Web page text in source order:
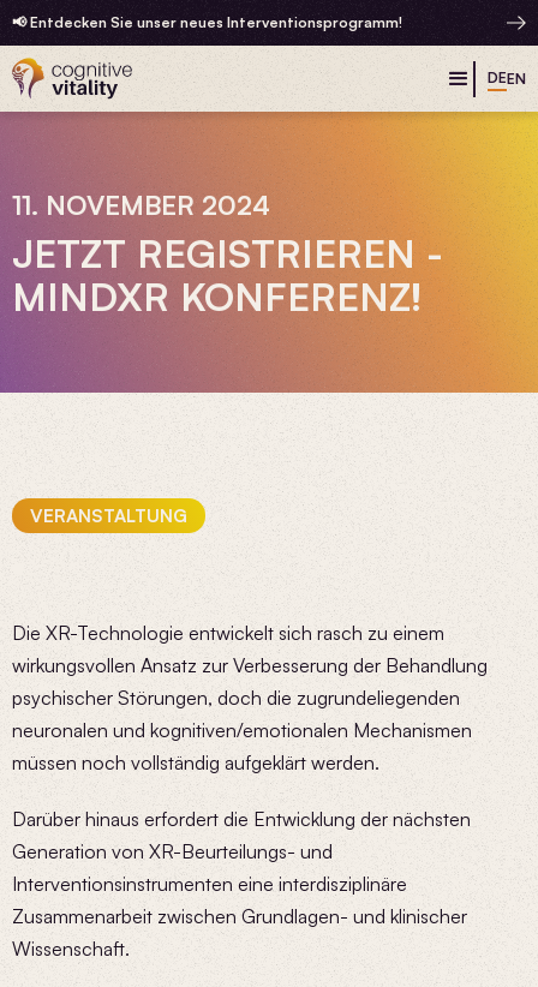
📢 Entdecken Sie unser neues Interventionsprogramm!
DEEN
11. NOVEMBER 2024
JETZT REGISTRIEREN -
MINDXR KONFERENZ!
VERANSTALTUNG
Die XR-Technologie entwickelt sich rasch zu einem
wirkungsvollen Ansatz zur Verbesserung der Behandlung
psychischer Störungen, doch die zugrundeliegenden
neuronalen und kognitiven/emotionalen Mechanismen
müssen noch vollständig aufgeklärt werden.
Darüber hinaus erfordert die Entwicklung der nächsten
Generation von XR-Beurteilungs- und
Interventionsinstrumenten eine interdisziplinäre
Zusammenarbeit zwischen Grundlagen- und klinischer
Wissenschaft.